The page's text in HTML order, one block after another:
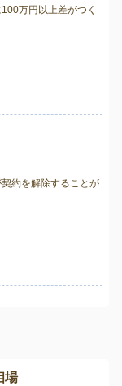
万円以上差がつく
約を解除することが
場